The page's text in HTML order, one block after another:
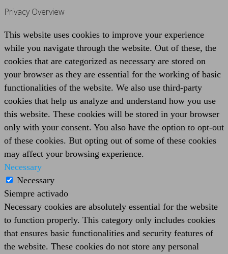
Privacy Overview
This website uses cookies to improve your experience
while you navigate through the website. Out of these, the
cookies that are categorized as necessary are stored on
your browser as they are essential for the working of basic
functionalities of the website. We also use third-party
cookies that help us analyze and understand how you use
this website. These cookies will be stored in your browser
only with your consent. You also have the option to opt-out
of these cookies. But opting out of some of these cookies
may affect your browsing experience.
Necessary
Necessary
Siempre activado
Necessary cookies are absolutely essential for the website
to function properly. This category only includes cookies
that ensures basic functionalities and security features of
the website. These cookies do not store any personal